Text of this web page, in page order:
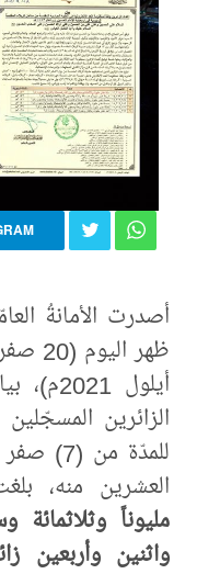
أصدرت الأمانةُ
أيلول
الزائرين
العشرين منه،
مليوناً
واثنين وأربعين